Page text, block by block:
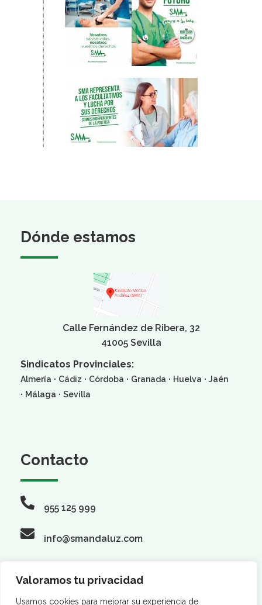
Valoramos tu privacidad
Usamos cookies para mejorar su experiencia de
Dónde estamos
Calle Fernández de Ribera, 32
41005 Sevilla
Sindicatos Provinciales:
Almería · Cádiz · Córdoba · Granada · Huelva · Jaén
· Málaga · Sevilla
Contacto
955 125 999
info@smandaluz.com